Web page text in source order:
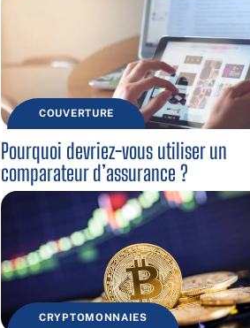
COUVERTURE
Pourquoi devriez-vous utiliser un
comparateur d’assurance ?
CRYPTOMONNAIES